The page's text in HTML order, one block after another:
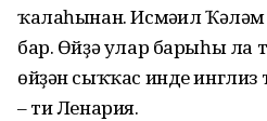
ҡалаһынан. Исмәғил
бар. Өйҙә улар барыһы ла
өйҙән сыҡҡас инде
– ти Ленария.